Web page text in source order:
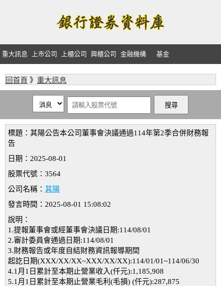
重大訊息 上市公司 上櫃公司 興櫃公司 金融機構 基金
回首頁 》 重大訊息
標題：其陽公告本公司董事會決議通過114年第2季合併財務報
告
日期：2025-08-01
股票代號：3564
公司名稱： 其陽
發言時間：2025-08-01 15:08:02
說明：
1.提報董事會或經董事會決議日期:114/08/01
2.審計委員會通過日期:114/08/01
3.財務報告或年度自結財務資訊報導期間
起訖日期(XXX/XX/XX~XXX/XX/XX):114/01/01~114/06/30
4.1月1日累計至本期止營業收入(仟元):1,185,908
5.1月1日累計至本期止營業毛利(毛損) (仟元):287,875